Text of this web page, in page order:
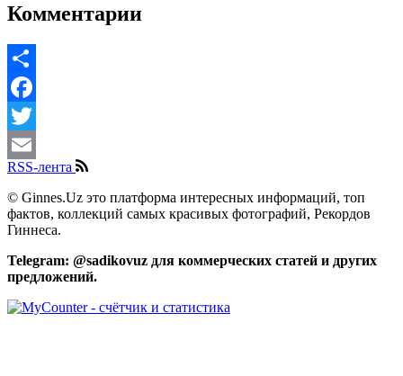
Комментарии
Share
Facebook
Twitter
Email
RSS-лента
© Ginnes.Uz это платформа интересных информаций, топ
фактов, коллекций самых красивых фотографий, Рекордов
Гиннеса.
Telegram: @sadikovuz для коммерческих статей и других
предложений.